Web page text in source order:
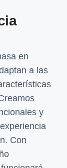
en
a las
y
Con